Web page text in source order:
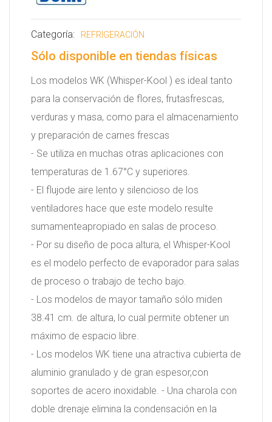
Categoría: REFRIGERACIÓN
Sólo disponible en tiendas físicas
Los modelos WK (Whisper-Kool ) es ideal tanto
para la conservación de flores, frutasfrescas,
verduras y masa, como para el almacenamiento
y preparación de carnes frescas
- Se utiliza en muchas otras aplicaciones con
temperaturas de 1.67°C y superiores.
- El flujode aire lento y silencioso de los
ventiladores hace que este modelo resulte
sumamenteapropiado en salas de proceso.
- Por su diseño de poca altura, el Whisper-Kool
es el modelo perfecto de evaporador para salas
de proceso o trabajo de techo bajo.
- Los modelos de mayor tamaño sólo miden
38.41 cm. de altura, lo cual permite obtener un
máximo de espacio libre.
- Los modelos WK tiene una atractiva cubierta de
aluminio granulado y de gran espesor,con
soportes de acero inoxidable. - Una charola con
doble drenaje elimina la condensación en la